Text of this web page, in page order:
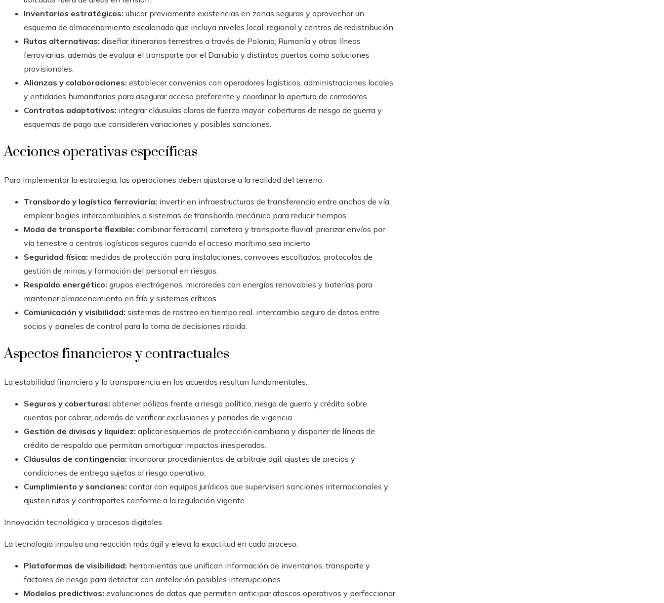
Inventarios estratégicos: ubicar previamente existencias en zonas seguras y aprovechar un
esquema de almacenamiento escalonado que incluya niveles local, regional y centros de redistribución.
Rutas alternativas: diseñar itinerarios terrestres a través de Polonia, Rumanía y otras líneas
ferroviarias, además de evaluar el transporte por el Danubio y distintos puertos como soluciones
provisionales.
Alianzas y colaboraciones: establecer convenios con operadores logísticos, administraciones locales
y entidades humanitarias para asegurar acceso preferente y coordinar la apertura de corredores.
Contratos adaptativos: integrar cláusulas claras de fuerza mayor, coberturas de riesgo de guerra y
esquemas de pago que consideren variaciones y posibles sanciones.
Acciones operativas específicas
Para implementar la estrategia, las operaciones deben ajustarse a la realidad del terreno:
Transbordo y logística ferroviaria: invertir en infraestructuras de transferencia entre anchos de vía;
emplear bogies intercambiables o sistemas de transbordo mecánico para reducir tiempos.
Moda de transporte flexible: combinar ferrocarril, carretera y transporte fluvial; priorizar envíos por
vía terrestre a centros logísticos seguros cuando el acceso marítimo sea incierto.
Seguridad física: medidas de protección para instalaciones, convoyes escoltados, protocolos de
gestión de minas y formación del personal en riesgos.
Respaldo energético: grupos electrógenos, microredes con energías renovables y baterías para
mantener almacenamiento en frío y sistemas críticos.
Comunicación y visibilidad: sistemas de rastreo en tiempo real, intercambio seguro de datos entre
socios y paneles de control para la toma de decisiones rápida.
Aspectos financieros y contractuales
La estabilidad financiera y la transparencia en los acuerdos resultan fundamentales:
Seguros y coberturas: obtener pólizas frente a riesgo político, riesgo de guerra y crédito sobre
cuentas por cobrar, además de verificar exclusiones y periodos de vigencia.
Gestión de divisas y liquidez: aplicar esquemas de protección cambiaria y disponer de líneas de
crédito de respaldo que permitan amortiguar impactos inesperados.
Cláusulas de contingencia: incorporar procedimientos de arbitraje ágil, ajustes de precios y
condiciones de entrega sujetas al riesgo operativo.
Cumplimiento y sanciones: contar con equipos jurídicos que supervisen sanciones internacionales y
ajusten rutas y contrapartes conforme a la regulación vigente.
Innovación tecnológica y procesos digitales
La tecnología impulsa una reacción más ágil y eleva la exactitud en cada proceso:
Plataformas de visibilidad: herramientas que unifican información de inventarios, transporte y
factores de riesgo para detectar con antelación posibles interrupciones.
Modelos predictivos: evaluaciones de datos que permiten anticipar atascos operativos y perfeccionar